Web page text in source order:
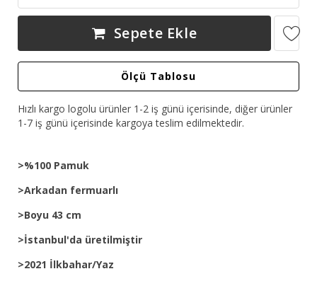
Sepete Ekle
Ölçü Tablosu
Hızlı kargo logolu ürünler 1-2 iş günü içerisinde, diğer ürünler
1-7 iş günü içerisinde kargoya teslim edilmektedir.
>%100 Pamuk
>Arkadan fermuarlı
>Boyu 43 cm
>İstanbul'da üretilmiştir
>2021 İlkbahar/Yaz